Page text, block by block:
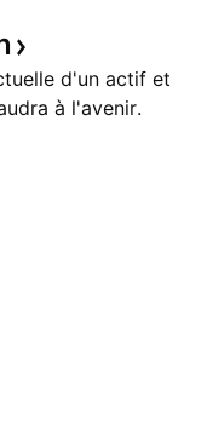
d'un actif et
à l'avenir.